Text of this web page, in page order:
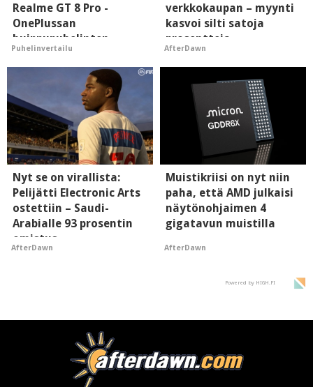
Realme GT 8 Pro -
OnePlussan
huippupuhelinten
"perillinen"
Puhelinvertailu
verkkokaupan – myynti
kasvoi silti satoja
prosentteja
AfterDawn
Nyt se on virallista:
Pelijätti Electronic Arts
ostettiin – Saudi-
Arabialle 93 prosentin
omistus
AfterDawn
Muistikriisi on nyt niin
paha, että AMD julkaisi
näytönohjaimen 4
gigatavun muistilla
AfterDawn
Powered by HIGH.FI